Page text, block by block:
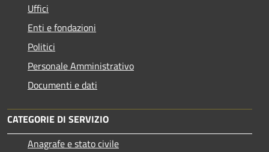
Uffici
Enti e fondazioni
Politici
Personale Amministrativo
Documenti e dati
CATEGORIE DI SERVIZIO
Anagrafe e stato civile